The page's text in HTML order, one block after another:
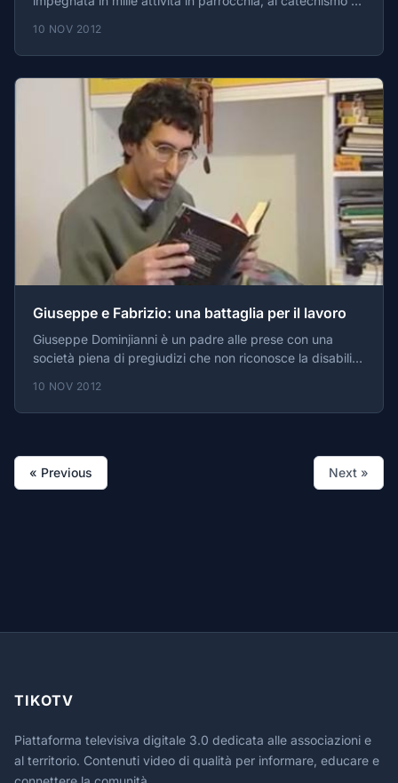
durante uno di quei momenti di aggregazione in ambito
parrocchiale, notando in lui un vuoto d'affetto e il
bisogno di sentirsi considerato al pari degli altri.
10 NOV 2012
Giuseppe e Fabrizio: una battaglia per il lavoro
Giuseppe Dominjianni è un padre alle prese con una
società piena di pregiudizi che non riconosce la disabilità
vedere il figlio (con un leggero ritardo mentale)
emarginato e rinchiuso in casa. non accetta di vedere
10 NOV 2012
« Previous Next »
TIKOTV
Piattaforma televisiva digitale 3.0 dedicata alle associazioni e
al territorio. Contenuti video di qualità per informare, educare e